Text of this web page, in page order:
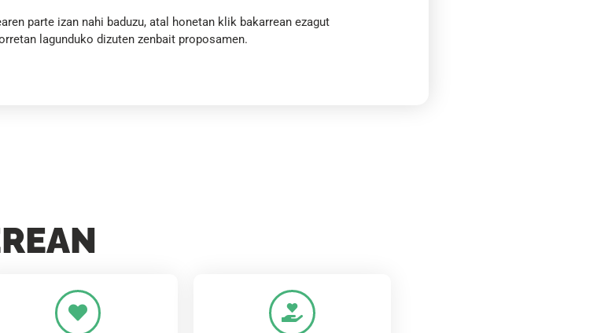
parte izan nahi baduzu, atal honetan klik bakarrean ezagut
lagunduko dizuten zenbait proposamen.